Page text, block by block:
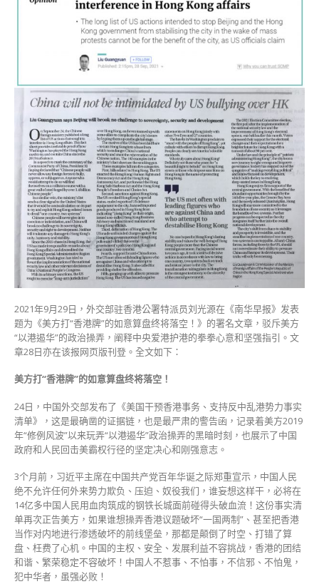
特
在
《南
华
早
报》
发
表
署
名
文
章
《美
方
打
“香
港
牌”
的
如
算
终
将
落
空！》〉
2021年9月29日，外交部驻香港公署特派员刘光源在《南华早报》发表
题为《美方打“香港牌”的如意算盘终将落空！》的署名文章，驳斥美方
“以港遏华”的政治操弄，阐释中央爱港护港的拳拳心意和坚强指引。文
章28日亦在该报网页版刊登。全文如下：
美方打“香港牌”的如意算盘终将落空！
24日，中国外交部发布了《美国干预香港事务、支持反中乱港势力事实
清单》，这是最确凿的证据链，也是最严肃的警告函，记录着美方2019
年“修例风波”以来玩弄“以港遏华”政治操弄的黑暗时刻，也展示了中国
政府和人民回击美霸权行径的坚定决心和刚强意志。
3个月前，习近平主席在中国共产党百年华诞之际郑重宣示，中国人民
绝不允许任何外来势力欺负、压迫、奴役我们，谁妄想这样干，必将在
14亿多中国人民用血肉筑成的钢铁长城面前碰得头破血流！这份事实清
单再次正告美方，如果谁想操弄香港议题破坏“一国两制”、甚至把香港
当作对内地进行渗透破坏的前线堡垒，那都是颠倒了时空、打错了算
盘、枉费了心机。中国的主权、安全、发展利益不容挑战，香港的团结
和谐、繁荣稳定不容破坏！中国人不惹事、不怕事，不信邪、不怕鬼，
犯中华者，虽强必败！